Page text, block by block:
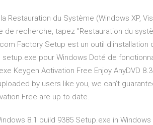
Restauration du Système (Windows XP,
de recherche, tapez "Restauration du
Factory Setup est un outil
setup.exe pour Windows Doté de
Keygen Activation Free Enjoy AnyDVD
by users like you, we can’t
Free are up to date.
8.1 build 9385 Setup.exe in